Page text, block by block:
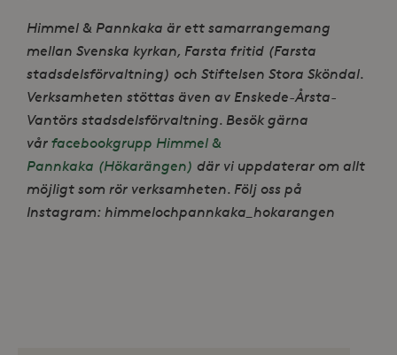
Himmel & Pannkaka är ett samarrangemang
mellan Svenska kyrkan, Farsta fritid (Farsta
stadsdelsförvaltning) och Stiftelsen Stora Sköndal.
Verksamheten stöttas även av Enskede-Årsta-
Vantörs stadsdelsförvaltning. Besök gärna
vår facebookgrupp Himmel &
Pannkaka (Hökarängen) där vi uppdaterar om allt
möjligt som rör verksamheten. Följ oss på
Instagram: himmelochpannkaka_hokarangen